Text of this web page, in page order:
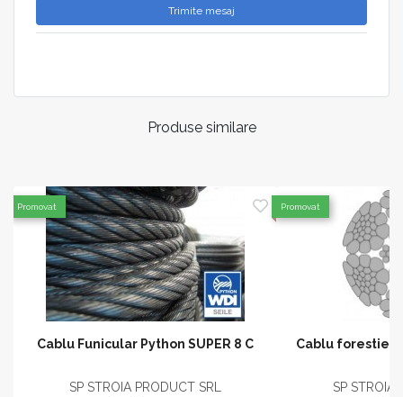
Trimite mesaj
Produse similare
Cablu Funicular Python SUPER 8 C
SP STROIA PRODUCT SRL
Promovat
Cablu forestier
SP STROIA
Promovat